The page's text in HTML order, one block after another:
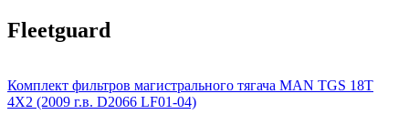
Fleetguard
Комплект фильтров магистрального тягача MAN TGS 18T
4Х2 (2009 г.в. D2066 LF01-04)